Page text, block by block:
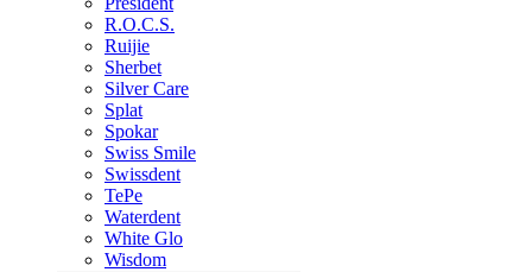
R.O.C.S.
Ruijie
Sherbet
Silver Care
Splat
Spokar
Swiss Smile
Swissdent
TePe
Waterdent
White Glo
Wisdom